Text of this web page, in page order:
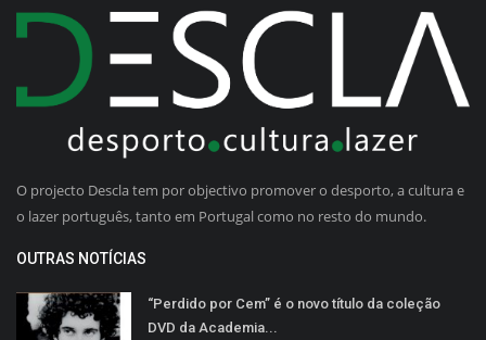
O projecto Descla tem por objectivo promover o desporto, a cultura e
o lazer português, tanto em Portugal como no resto do mundo.
OUTRAS NOTÍCIAS
“Perdido por Cem” é o novo título da coleção
DVD da Academia...